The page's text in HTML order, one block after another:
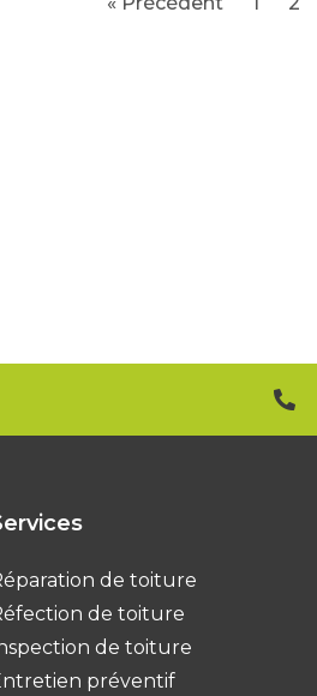
de toiture
de toiture
de toiture
préventif